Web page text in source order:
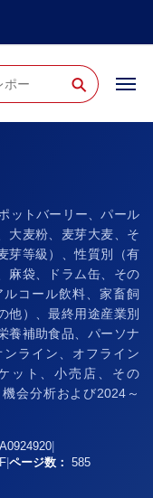
⚲
ットバーリー、パール
大麦粉、麦芽大麦、そ
芽等級）、性質別（有
麻袋、ドラム缶、その
コール飲料、家畜飼
他）、最終用途産業別
養補助食品、パーソナ
ライン、オフライン
ット、小売店、その
会分析および2024～
ページ数： 585